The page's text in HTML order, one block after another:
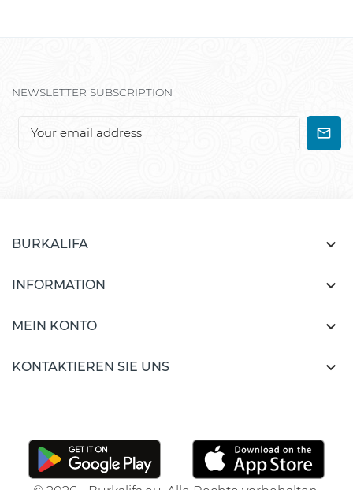
NEWSLETTER SUBSCRIPTION
BURKALIFA 
INFORMATION 
MEIN KONTO 
KONTAKTIEREN SIE UNS 